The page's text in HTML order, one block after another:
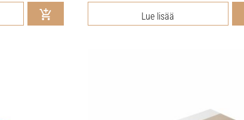
Lue lisää